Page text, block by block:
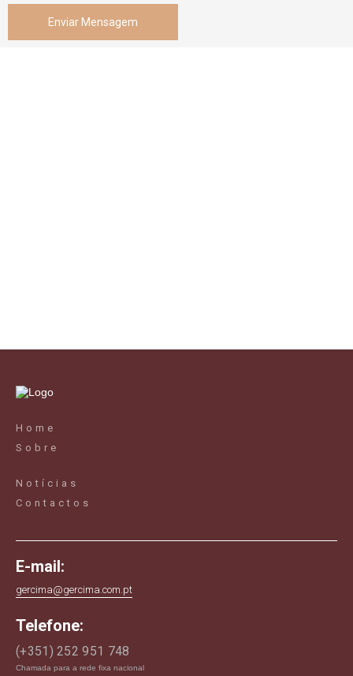
Enviar Mensagem
Home
Sobre
Notícias
Contactos
E-mail:
gercima@gercima.com.pt
Telefone:
(+351) 252 951 748
Chamada para a rede fixa nacional